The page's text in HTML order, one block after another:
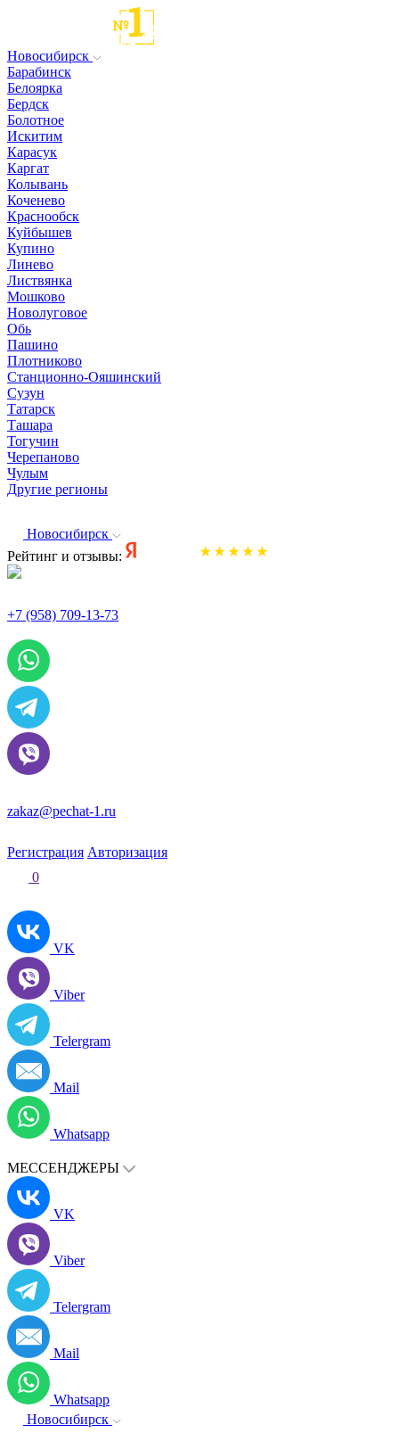
Новосибирск
Барабинск
Белоярка
Бердск
Болотное
Искитим
Карасук
Каргат
Колывань
Коченево
Краснообск
Куйбышев
Купино
Линево
Листвянка
Мошково
Новолуговое
Обь
Пашино
Плотниково
Станционно-Ояшинский
Сузун
Татарск
Ташара
Тогучин
Черепаново
Чулым
Другие регионы
Новосибирск
Рейтинг и отзывы:
+7 (958) 709-13-73
zakaz@pechat-1.ru
Регистрация Авторизация
0
VK
Viber
Telergram
Mail
Whatsapp
МЕССЕНДЖЕРЫ
VK
Viber
Telergram
Mail
Whatsapp
Новосибирск